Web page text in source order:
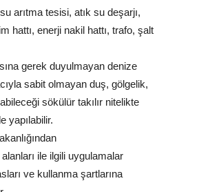
arıtma tesisi, atık su deşarjı,
hattı, enerji nakil hattı, trafo, şalt
gerek duyulmayan denize
sabit olmayan duş, gölgelik,
sökülür takılır nitelikte
yapılabilir.
ile ilgili uygulamalar
ve kullanma şartlarına